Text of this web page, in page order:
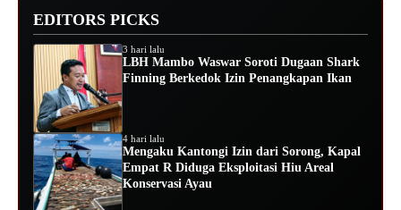
EDITORS PICKS
3 hari lalu
LBH Mambo Waswar Soroti Dugaan Shark
Finning Berkedok Izin Penangkapan Ikan
4 hari lalu
Mengaku Kantongi Izin dari Sorong, Kapal
Empat R Diduga Eksploitasi Hiu Areal
Konservasi Ayau